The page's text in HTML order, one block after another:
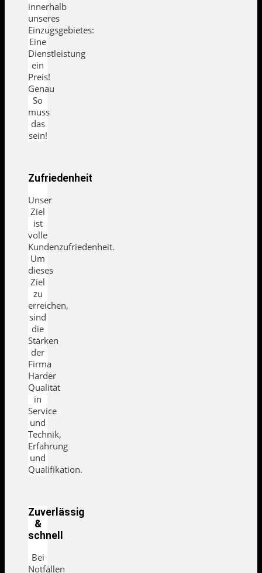
innerhalb
unseres
Einzugsgebietes:
Eine
Dienstleistung
ein
Preis!
Genau
So
muss
das
sein!
Zufriedenheit
Unser
Ziel
ist
volle
Kundenzufriedenheit.
Um
dieses
Ziel
zu
erreichen,
sind
die
Stärken
der
Firma
Harder
Qualität
in
Service
und
Technik,
Erfahrung
und
Qualifikation.
Zuverlässig
&
schnell
Bei
Notfällen